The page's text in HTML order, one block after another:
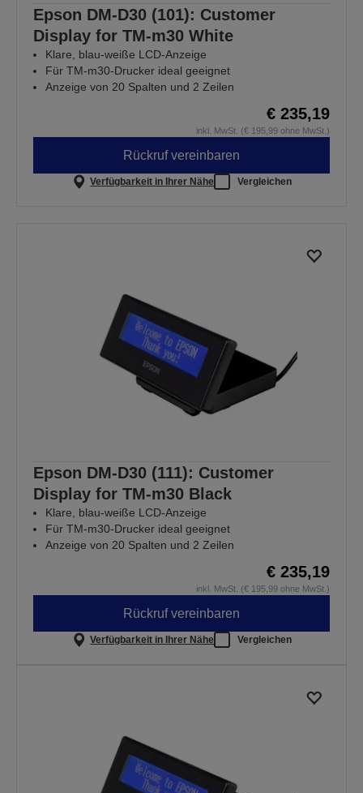
Epson DM-D30 (101): Customer
Display for TM-m30 White
Klare, blau-weiße LCD-Anzeige
Für TM-m30-Drucker ideal geeignet
Anzeige von 20 Spalten und 2 Zeilen
€ 235,19
inkl. MwSt. (€ 195,99 ohne MwSt.)
Rückruf vereinbaren
Verfügbarkeit in Ihrer Nähe Vergleichen
Epson DM-D30 (111): Customer
Display for TM-m30 Black
Klare, blau-weiße LCD-Anzeige
Für TM-m30-Drucker ideal geeignet
Anzeige von 20 Spalten und 2 Zeilen
€ 235,19
inkl. MwSt. (€ 195,99 ohne MwSt.)
Rückruf vereinbaren
Verfügbarkeit in Ihrer Nähe Vergleichen